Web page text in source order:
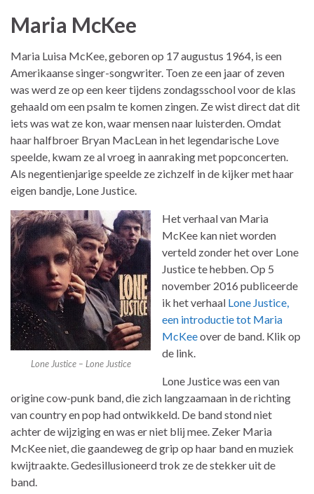
Maria McKee
Maria Luisa McKee, geboren op 17 augustus 1964, is een
Amerikaanse singer-songwriter. Toen ze een jaar of zeven
was werd ze op een keer tijdens zondagsschool voor de klas
gehaald om een psalm te komen zingen. Ze wist direct dat dit
iets was wat ze kon, waar mensen naar luisterden. Omdat
haar halfbroer Bryan MacLean in het legendarische Love
speelde, kwam ze al vroeg in aanraking met popconcerten.
Als negentienjarige speelde ze zichzelf in de kijker met haar
eigen bandje, Lone Justice.
Lone Justice – Lone Justice
Het verhaal van Maria
McKee kan niet worden
verteld zonder het over Lone
Justice te hebben. Op 5
november 2016 publiceerde
ik het verhaal Lone Justice,
een introductie tot Maria
McKeeover de band. Klik op
de link.
Lone Justice was een van
origine cow-punk band, die zich langzaamaan in de richting
van country en pop had ontwikkeld. De band stond niet
achter de wijziging en was er niet blij mee. Zeker Maria
McKee niet, die gaandeweg de grip op haar band en muziek
kwijtraakte. Gedesillusioneerd trok ze de stekker uit de
band.